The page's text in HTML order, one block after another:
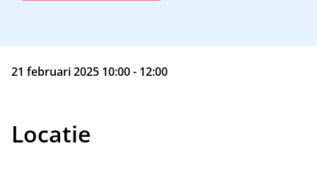
21 februari 2025 10:00 - 12:00
Locatie